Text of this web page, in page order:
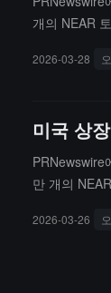
개의 NEAR
2026-03-28
미국 상
PRNewswire
만 개의
2026-03-26